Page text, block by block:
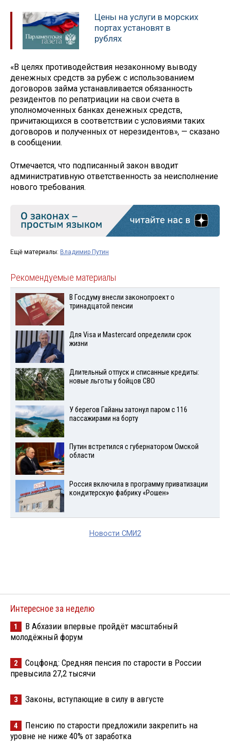
Цены на услуги в морских
портах установят в
рублях
«В целях противодействия незаконному выводу
денежных средств за рубеж с использованием
договоров займа устанавливается обязанность
резидентов по репатриации на свои счета в
уполномоченных банках денежных средств,
причитающихся в соответствии с условиями таких
договоров и полученных от нерезидентов», — сказано
в сообщении.
Отмечается, что подписанный закон вводит
административную ответственность за неисполнение
нового требования.
Ещё материалы: Владимир Путин
Рекомендуемые материалы
В Госдуму внесли законопроект о
тринадцатой пенсии
Для Visа и Mastercard определили срок
жизни
Длительный отпуск и списанные кредиты:
новые льготы у бойцов СВО
У берегов Гайаны затонул паром с 116
пассажирами на борту
Путин встретился с губернатором Омской
области
Россия включила в программу приватизации
кондитерскую фабрику «Рошен»
Новости СМИ2
Интересное за неделю
1
В Абхазии впервые пройдёт масштабный
молодёжный форум
2
Соцфонд: Средняя пенсия по старости в России
превысила 27,2 тысячи
3 Законы, вступающие в силу в августе
4
Пенсию по старости предложили закрепить на
уровне не ниже 40% от заработка